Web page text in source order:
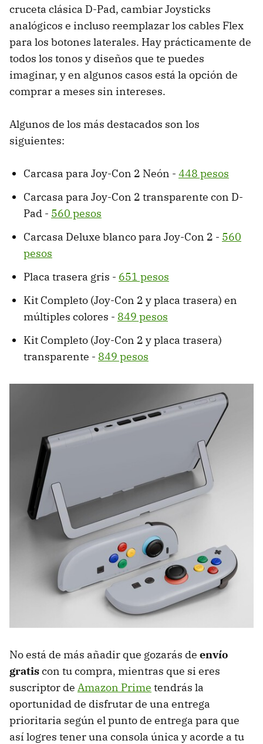
cruceta clásica D-Pad, cambiar Joysticks
analógicos e incluso reemplazar los cables Flex
para los botones laterales. Hay prácticamente de
todos los tonos y diseños que te puedes
imaginar, y en algunos casos está la opción de
comprar a meses sin intereses.
Algunos de los más destacados son los
siguientes:
Carcasa para Joy-Con 2 Neón - 448 pesos
Carcasa para Joy-Con 2 transparente con D-
Pad - 560 pesos
Carcasa Deluxe blanco para Joy-Con 2 - 560
pesos
Placa trasera gris - 651 pesos
Kit Completo (Joy-Con 2 y placa trasera) en
múltiples colores - 849 pesos
Kit Completo (Joy-Con 2 y placa trasera)
transparente - 849 pesos
No está de más añadir que gozarás de envío
gratiscon tu compra, mientras que si eres
suscriptor de Amazon Prime tendrás la
oportunidad de disfrutar de una entrega
prioritaria según el punto de entrega para que
así logres tener una consola única y acorde a tu